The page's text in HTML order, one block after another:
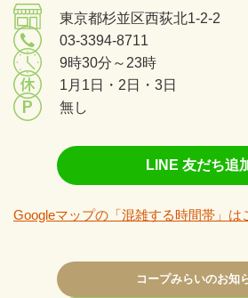
東京都杉並区西荻北1-2-2
03-3394-8711
9時30分～23時
1月1日・2日・3日
無し
LINE 友だち追
Googleマップの「混雑する時間帯」は
コープみらいのお知